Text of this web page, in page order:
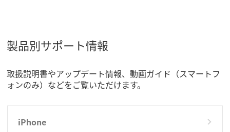
製品別サポート情報
取扱説明書やアップデート情報、動画ガイド（スマートフ
ォンのみ）などをご覧いただけます。
iPhone